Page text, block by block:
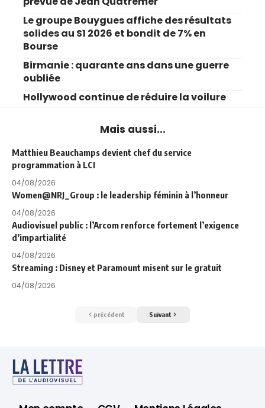
Le groupe Bouygues affiche des résultats
solides au S1 2026 et bondit de 7% en
Bourse
Birmanie : quarante ans dans une guerre
oubliée
Hollywood continue de réduire la voilure
Mais aussi...
Matthieu Beauchamps devient chef du service
programmation à LCI
04/08/2026
Women@NRJ_Group : le leadership féminin à l’honneur
04/08/2026
Audiovisuel public : l’Arcom renforce fortement l’exigence
d’impartialité
04/08/2026
Streaming : Disney et Paramount misent sur le gratuit
04/08/2026
précédent Suivant